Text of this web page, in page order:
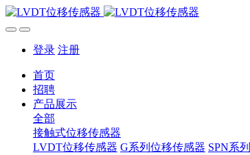
登录 注册
首页
招聘
产品展示
全部
接触式位移传感器
LVDT位移传感器 G系列位移传感器 SPN系